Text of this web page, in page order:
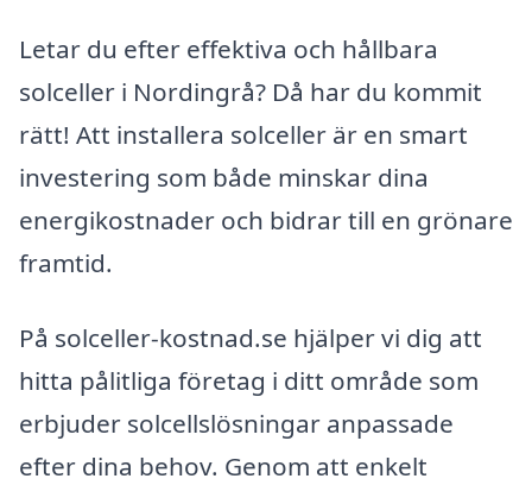
Letar du efter effektiva och hållbara
solceller i Nordingrå? Då har du kommit
rätt! Att installera solceller är en smart
investering som både minskar dina
energikostnader och bidrar till en grönare
framtid.
På solceller-kostnad.se hjälper vi dig att
hitta pålitliga företag i ditt område som
erbjuder solcellslösningar anpassade
efter dina behov. Genom att enkelt